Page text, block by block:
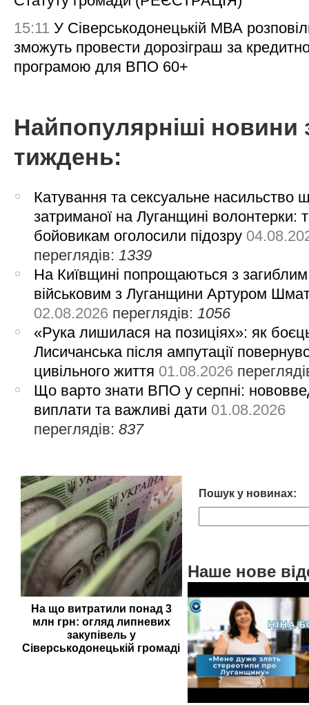
15:11 У Сіверськодонецькій МВА
зможуть провести дорозіграш за
програмою для ВПО 60+
Найпопулярніші новини
тиждень:
Катування та сексуальне насильство
затриманої на Луганщині волонтерки:
бойовикам оголосили підозру
переглядів: 1339
На Київщині попрощаються з загиблим
військовим з Луганщини Артуром
02.08.2026 переглядів: 1056
«Рука лишилася на позиціях»: як
Лисичанська після ампутації
цивільного життя 01.08.2026
Що варто знати ВПО у серпні:
виплати та важливі дати 01.08.2026
переглядів:837
На що витратили понад 3
млн грн: огляд липневих
закупівель у
Сіверськодонецькій громаді
Пошук у новинах:
Наше нове